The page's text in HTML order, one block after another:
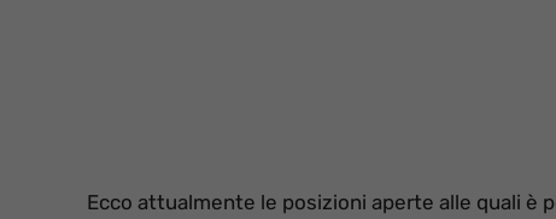
Ecco attualmente le posizioni aperte alle quali è